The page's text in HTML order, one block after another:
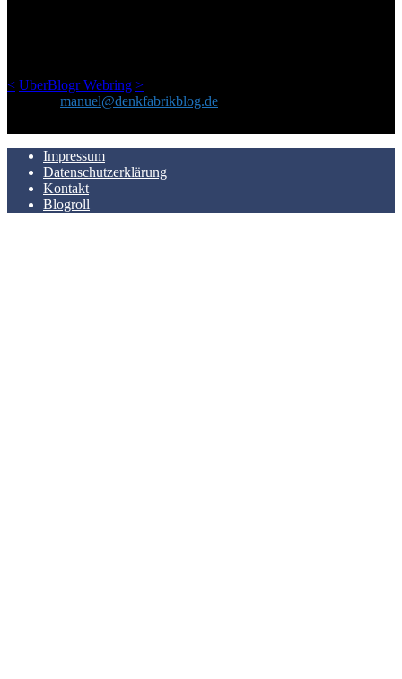
< UberBlogr Webring >
manuel@denkfabrikblog.de
Impressum
Datenschutzerklärung
Kontakt
Blogroll